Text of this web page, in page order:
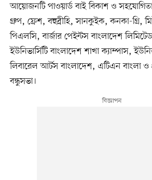
আয়োজনটি পাওয়ার্ড বাই বিকাশ ও
গ্রুপ, ফ্রেশ, বহুব্রীহি, সানকুইক, কনকা-গ্রি,
পিএলসি, বার্জার পেইন্টস বাংলাদেশ
ইউনিভার্সিটি বাংলাদেশ শাখা ক্যাম্পাস,
লিবারেল আর্টস বাংলাদেশ, এটিএন বাংলা
বন্ধুসভা।